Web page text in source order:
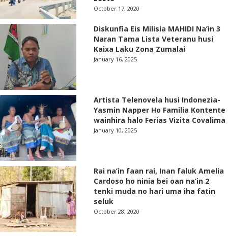
October 17, 2020
Diskunfia Eis Milisia MAHIDI Na’in 3
Naran Tama Lista Veteranu husi
Kaixa Laku Zona Zumalai
January 16, 2025
Artista Telenovela husi Indonezia-
Yasmin Napper Ho Familia Kontente
wainhira halo Ferias Vizita Covalima
January 10, 2025
Rai na’in faan rai, Inan faluk Amelia
Cardoso ho ninia bei oan na’in 2
tenki muda no hari uma iha fatin
seluk
October 28, 2020